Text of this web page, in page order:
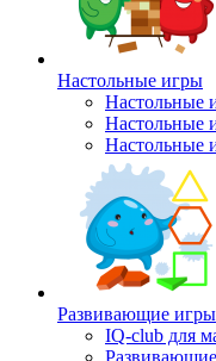
Настольные игры
Настольные
Настольные
Настольные
Развивающие игры
IQ-club для